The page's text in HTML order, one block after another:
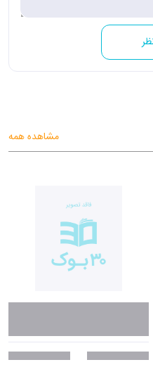
مشاهده همه